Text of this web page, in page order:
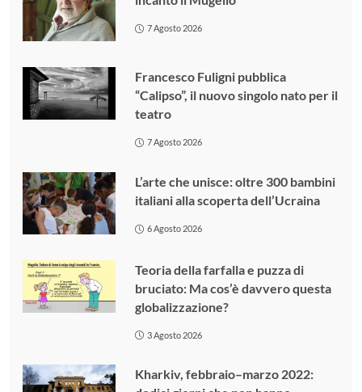
7 Agosto 2026
Francesco Fuligni pubblica
“Calipso”, il nuovo singolo nato per il
teatro
7 Agosto 2026
L’arte che unisce: oltre 300 bambini
italiani alla scoperta dell’Ucraina
6 Agosto 2026
Teoria della farfalla e puzza di
bruciato: Ma cos’è davvero questa
globalizzazione?
3 Agosto 2026
Kharkiv, febbraio–marzo 2022: